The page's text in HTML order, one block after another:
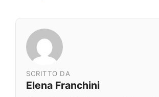
SCRITTO DA
Elena Franchini